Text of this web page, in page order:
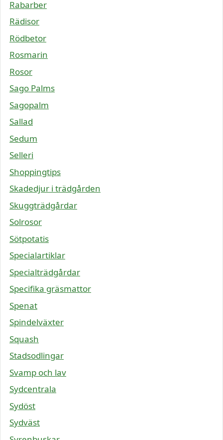
Rabarber
Rädisor
Rödbetor
Rosmarin
Rosor
Sago Palms
Sagopalm
Sallad
Sedum
Selleri
Shoppingtips
Skadedjur i trädgården
Skuggträdgårdar
Solrosor
Sötpotatis
Specialartiklar
Specialträdgårdar
Specifika gräsmattor
Spenat
Spindelväxter
Squash
Stadsodlingar
Svamp och lav
Sydcentrala
Sydöst
Sydväst